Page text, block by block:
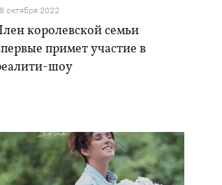
октября 2022
королевской семьи
примет участие в
шоу